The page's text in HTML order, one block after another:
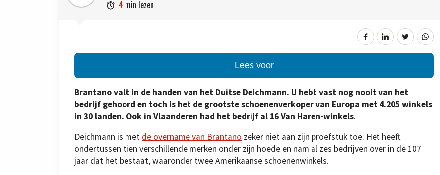
 4 min lezen
Lees voor
Brantano valt in de handen van het Duitse Deichmann. U hebt vast nog nooit van het
bedrijf gehoord en toch is het de grootste schoenenverkoper van Europa met 4.205 winkels
in 30 landen. Ook in Vlaanderen had het bedrijf al 16 Van Haren-winkels.
Deichmann is met de overname van Brantano zeker niet aan zijn proefstuk toe. Het heeft
ondertussen tien verschillende merken onder zijn hoede en nam al zes bedrijven over in de 107
jaar dat het bestaat, waaronder twee Amerikaanse schoenenwinkels.